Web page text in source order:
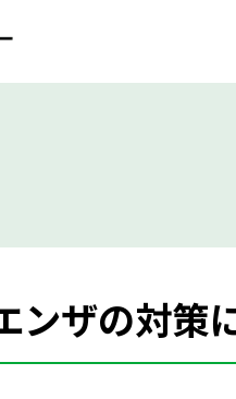
ンザの対策